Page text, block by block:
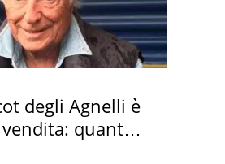
degli Agnelli è
quanto